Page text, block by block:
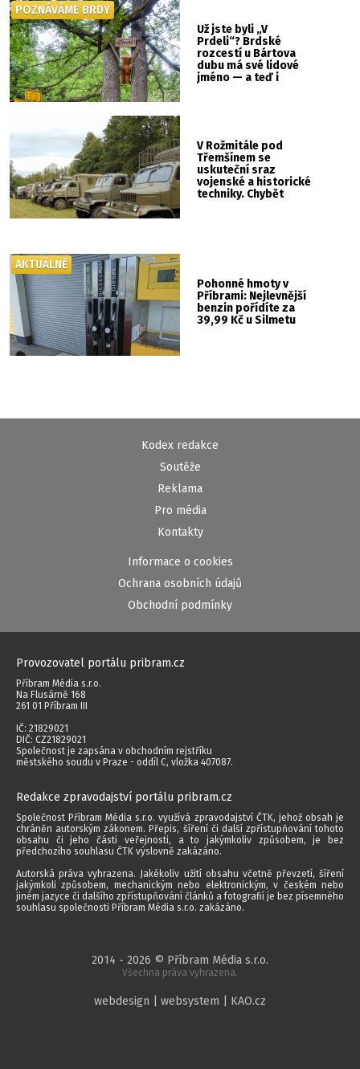
Už jste byli „V
Prdeli“? Brdské
rozcestí u Bártova
dubu má své lidové
jméno — a teď i
POZNÁVÁME BRDY
V Rožmitále pod
Třemšínem se
uskuteční sraz
vojenské a historické
techniky. Chybět
Pohonné hmoty v
Příbrami: Nejlevnější
benzin pořídíte za
39,99 Kč u Silmetu
AKTUÁLNĚ
Kodex redakce
Soutěže
Reklama
Pro média
Kontakty
Informace o cookies
Ochrana osobních údajů
Obchodní podmínky
Provozovatel portálu pribram.cz
Příbram Média s.r.o.
Na Flusárně 168
261 01 Příbram III
IČ: 21829021
DIČ: CZ21829021
Společnost je zapsána v obchodním rejstříku
městského soudu v Praze - oddíl C, vložka 407087.
Redakce zpravodajství portálu pribram.cz
Společnost Příbram Média s.r.o. využívá zpravodajství ČTK, jehož obsah je
chráněn autorským zákonem. Přepis, šíření či další zpřístupňování tohoto
obsahu či jeho části veřejnosti, a to jakýmkoliv způsobem, je bez
předchozího souhlasu ČTK výslovně zakázáno.
Autorská práva vyhrazena. Jakékoliv užití obsahu včetně převzetí, šíření
jakýmkoli způsobem, mechanickým nebo elektronickým, v českém nebo
jiném jazyce či dalšího zpřístupňování článků a fotografií je bez písemného
souhlasu společnosti Příbram Média s.r.o. zakázáno.
2014 - 2026 © Příbram Média s.r.o.
Všechna práva vyhrazena.
webdesign | websystem | KAO.cz